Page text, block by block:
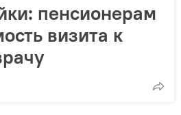
пенсионерам
визита к